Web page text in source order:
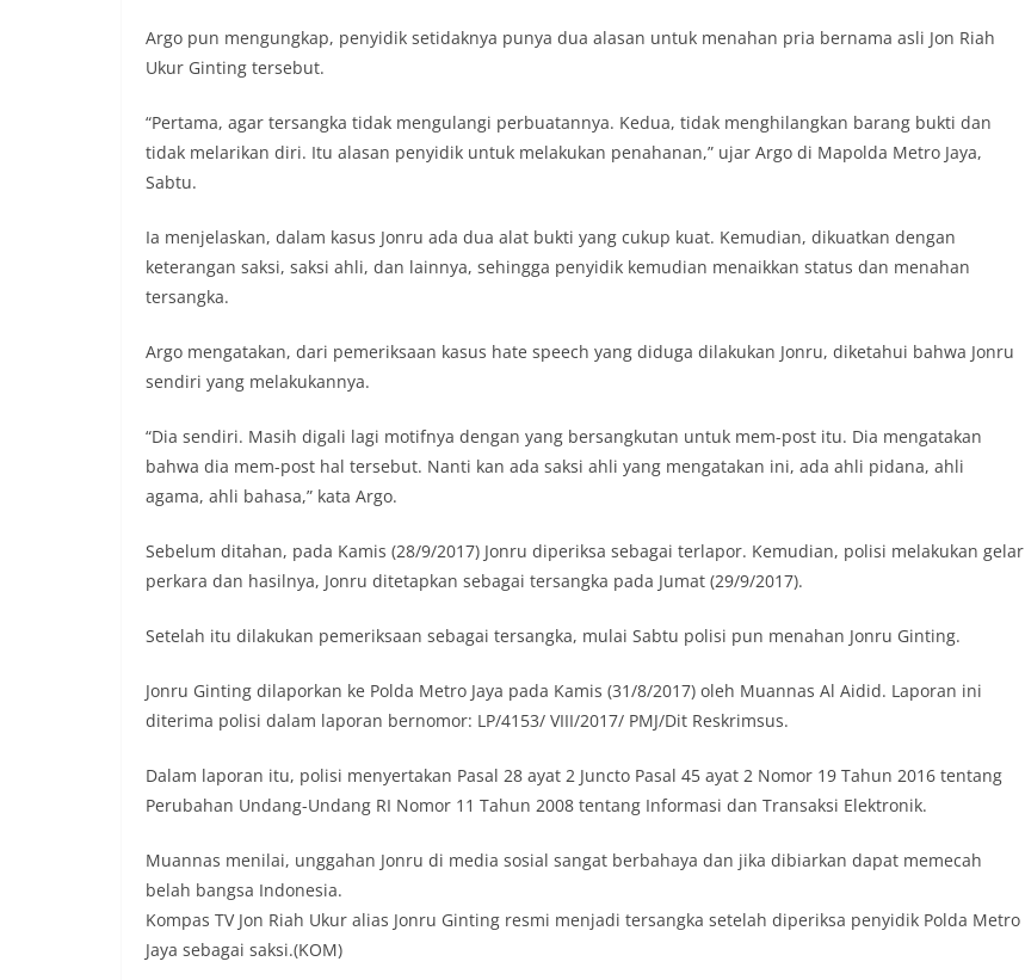
Argo pun mengungkap, penyidik setidaknya punya dua alasan untuk menahan pria bernama asli Jon Riah
Ukur Ginting tersebut.
“Pertama, agar tersangka tidak mengulangi perbuatannya. Kedua, tidak menghilangkan barang bukti dan
tidak melarikan diri. Itu alasan penyidik untuk melakukan penahanan,” ujar Argo di Mapolda Metro Jaya,
Sabtu.
Ia menjelaskan, dalam kasus Jonru ada dua alat bukti yang cukup kuat. Kemudian, dikuatkan dengan
keterangan saksi, saksi ahli, dan lainnya, sehingga penyidik kemudian menaikkan status dan menahan
tersangka.
Argo mengatakan, dari pemeriksaan kasus hate speech yang diduga dilakukan Jonru, diketahui bahwa Jonru
sendiri yang melakukannya.
“Dia sendiri. Masih digali lagi motifnya dengan yang bersangkutan untuk mem-post itu. Dia mengatakan
bahwa dia mem-post hal tersebut. Nanti kan ada saksi ahli yang mengatakan ini, ada ahli pidana, ahli
agama, ahli bahasa,” kata Argo.
Sebelum ditahan, pada Kamis (28/9/2017) Jonru diperiksa sebagai terlapor. Kemudian, polisi melakukan gelar
perkara dan hasilnya, Jonru ditetapkan sebagai tersangka pada Jumat (29/9/2017).
Setelah itu dilakukan pemeriksaan sebagai tersangka, mulai Sabtu polisi pun menahan Jonru Ginting.
Jonru Ginting dilaporkan ke Polda Metro Jaya pada Kamis (31/8/2017) oleh Muannas Al Aidid. Laporan ini
diterima polisi dalam laporan bernomor: LP/4153/ VIII/2017/ PMJ/Dit Reskrimsus.
Dalam laporan itu, polisi menyertakan Pasal 28 ayat 2 Juncto Pasal 45 ayat 2 Nomor 19 Tahun 2016 tentang
Perubahan Undang-Undang RI Nomor 11 Tahun 2008 tentang Informasi dan Transaksi Elektronik.
Muannas menilai, unggahan Jonru di media sosial sangat berbahaya dan jika dibiarkan dapat memecah
belah bangsa Indonesia.
Kompas TV Jon Riah Ukur alias Jonru Ginting resmi menjadi tersangka setelah diperiksa penyidik Polda Metro
Jaya sebagai saksi.(KOM)